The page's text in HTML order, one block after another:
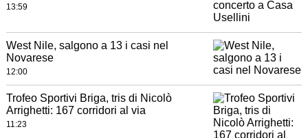
13:59
West Nile, salgono a 13 i casi nel
Novarese
12:00
Trofeo Sportivi Briga, tris di Nicolò
Arrighetti: 167 corridori al via
11:23